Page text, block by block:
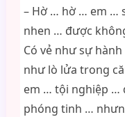
– Hờ … hờ … em …
nhen … được
Có vẻ như sự
như lò lửa trong
em … tội nghiệp …
phóng tinh …